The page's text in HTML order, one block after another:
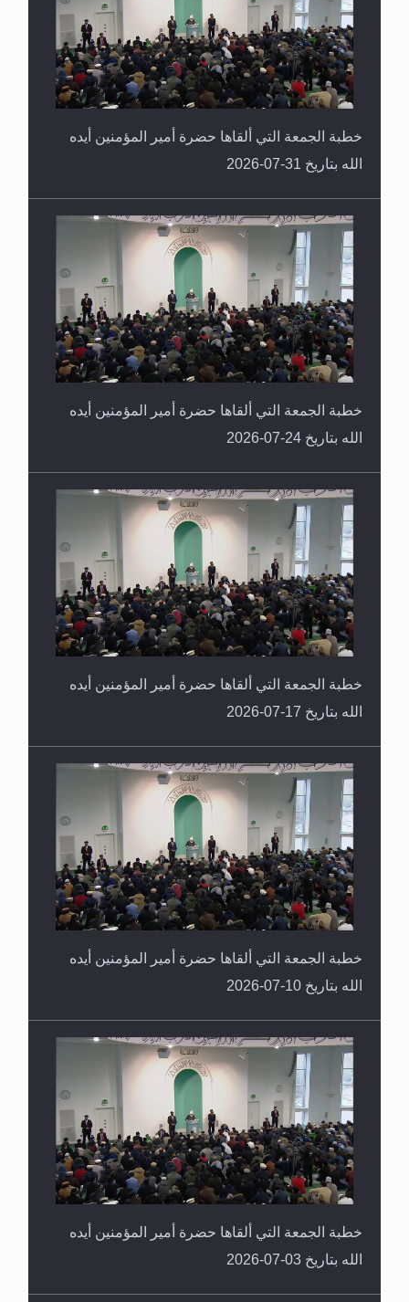
خطبة الجمعة التي ألقاها حضرة أمير المؤمنين أيده
الله بتاريخ 31-07-2026
خطبة الجمعة التي ألقاها حضرة أمير المؤمنين أيده
الله بتاريخ 24-07-2026
خطبة الجمعة التي ألقاها حضرة أمير المؤمنين أيده
الله بتاريخ 17-07-2026
خطبة الجمعة التي ألقاها حضرة أمير المؤمنين أيده
الله بتاريخ 10-07-2026
خطبة الجمعة التي ألقاها حضرة أمير المؤمنين أيده
الله بتاريخ 03-07-2026